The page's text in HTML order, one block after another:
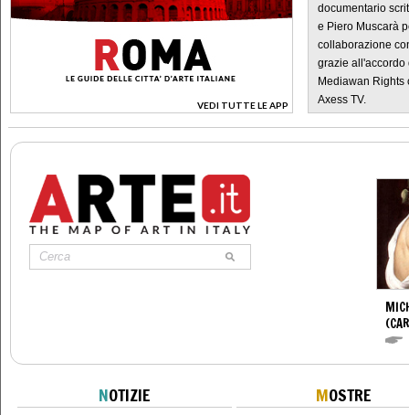
VEDI TUTTE LE APP
>
documentario
e Piero Muscarà
collaborazione
grazie all'accordo
Mediawan Rights
Axess TV.
NOTIZIE MOSTRE